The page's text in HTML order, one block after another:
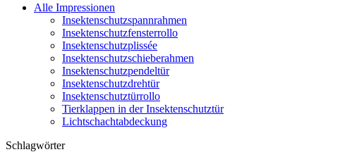
Alle Impressionen
Insektenschutzspannrahmen
Insektenschutzfensterrollo
Insektenschutzplissée
Insektenschutzschieberahmen
Insektenschutzpendeltür
Insektenschutzdrehtür
Insektenschutztürrollo
Tierklappen in der Insektenschutztür
Lichtschachtabdeckung
Schlagwörter